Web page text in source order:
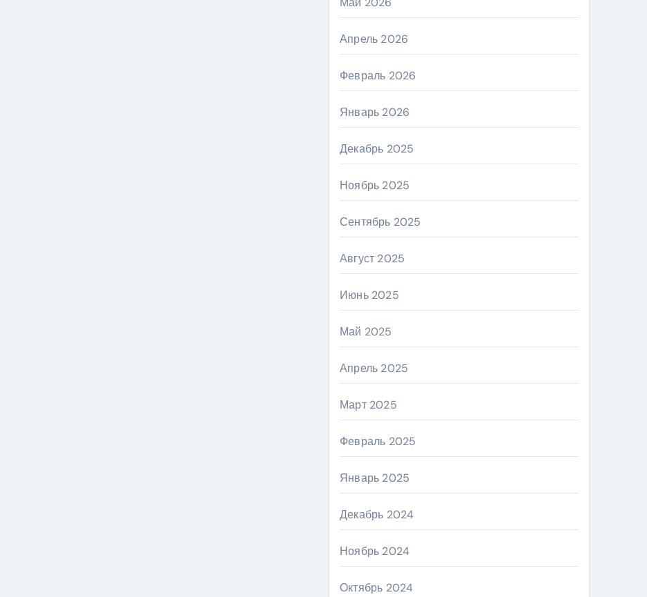
Апрель 2026
Февраль 2026
Январь 2026
Декабрь 2025
Ноябрь 2025
Сентябрь 2025
Август 2025
Июнь 2025
Май 2025
Апрель 2025
Март 2025
Февраль 2025
Январь 2025
Декабрь 2024
Ноябрь 2024
Октябрь 2024